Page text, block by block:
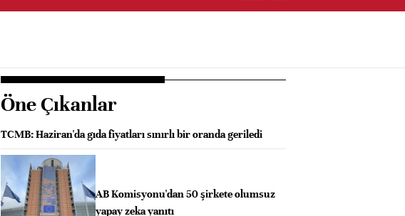
Öne Çıkanlar
TCMB: Haziran'da gıda fiyatları sınırlı bir oranda geriledi
AB Komisyonu'dan 50 şirkete olumsuz
yapay zeka yanıtı